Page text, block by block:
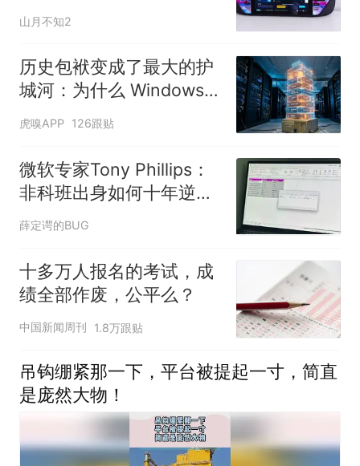
台主机删存档？
山月不知2
历史包袱变成了最大的护
城河：为什么 Windows
保留 Win32 API？
虎嗅APP 126跟贴
微软专家Tony Phillips：
非科班出身如何十年逆袭
成为Office大师？
薛定谔的BUG
十多万人报名的考试，成
绩全部作废，公平么？
中国新闻周刊 1.8万跟贴
吊钩绷紧那一下，平台被提起一寸，简直
是庞然大物！